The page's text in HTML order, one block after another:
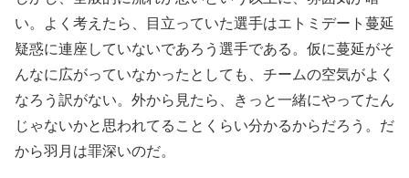
い。よく考えたら、目立っていた選手はエトミデート蔓延
疑惑に連座していないであろう選手である。仮に蔓延がそ
んなに広がっていなかったとしても、チームの空気がよく
なろう訳がない。外から見たら、きっと一緒にやってたん
じゃないかと思われてることくらい分かるからだろう。だ
から羽月は罪深いのだ。